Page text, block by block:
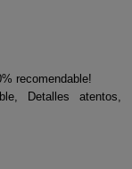
recomendable!
Detalles atentos,